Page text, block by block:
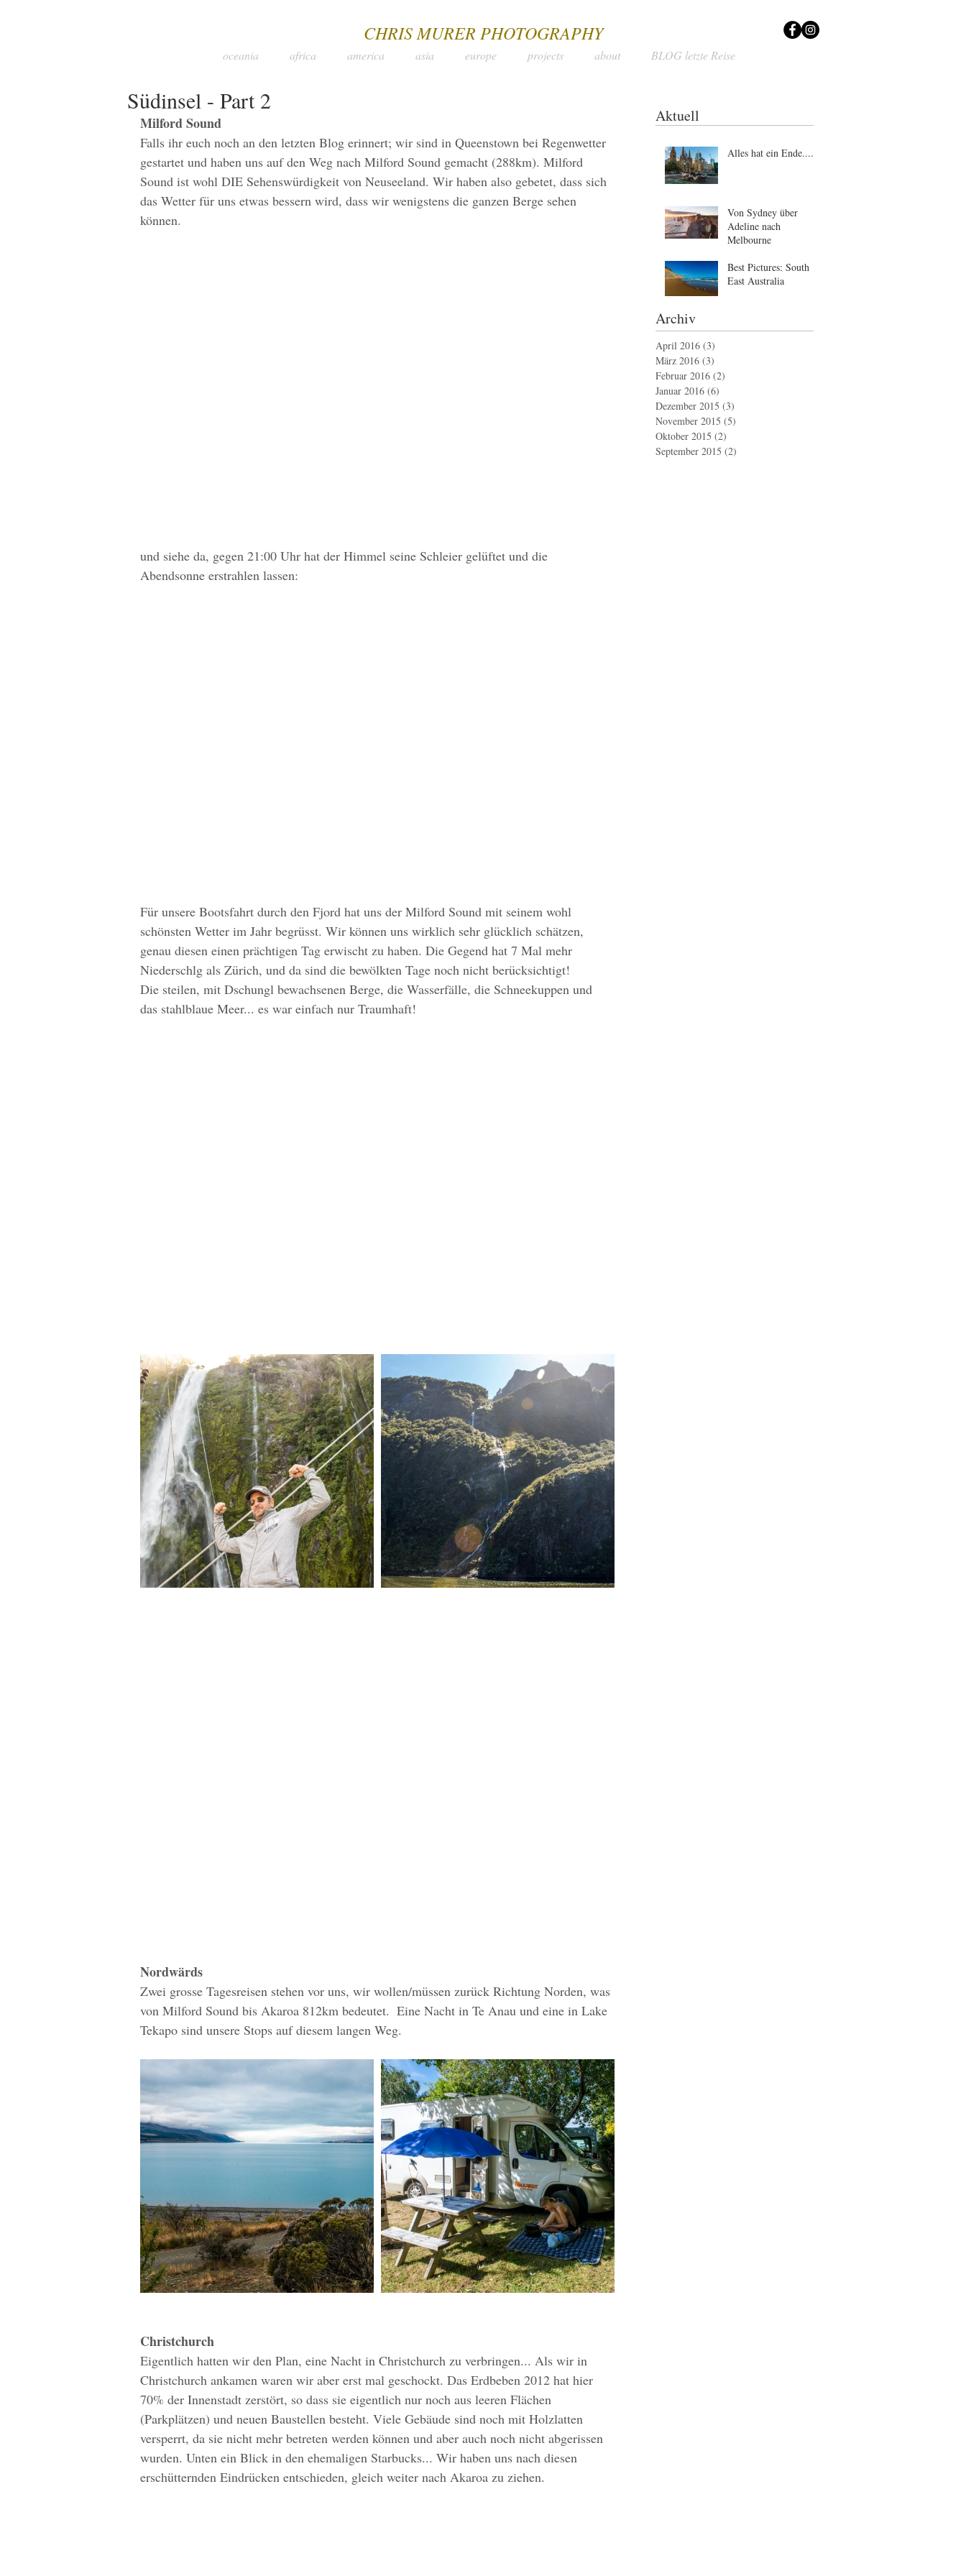
CHRIS MURER PHOTOGRAPHY
oceania africa america asia europe projects about BLOG letzte Reise
Südinsel - Part 2
Milford Sound
Falls ihr euch noch an den letzten Blog erinnert; wir sind in Queenstown bei Regenwetter
gestartet und haben uns auf den Weg nach Milford Sound gemacht (288km). Milford
Sound ist wohl DIE Sehenswürdigkeit von Neuseeland. Wir haben also gebetet, dass sich
das Wetter für uns etwas bessern wird, dass wir wenigstens die ganzen Berge sehen
können.
und siehe da, gegen 21:00 Uhr hat der Himmel seine Schleier gelüftet und die
Abendsonne erstrahlen lassen:
Für unsere Bootsfahrt durch den Fjord hat uns der Milford Sound mit seinem wohl
schönsten Wetter im Jahr begrüsst. Wir können uns wirklich sehr glücklich schätzen,
genau diesen einen prächtigen Tag erwischt zu haben. Die Gegend hat 7 Mal mehr
Niederschlg als Zürich, und da sind die bewölkten Tage noch nicht berücksichtigt!
Die steilen, mit Dschungl bewachsenen Berge, die Wasserfälle, die Schneekuppen und
das stahlblaue Meer... es war einfach nur Traumhaft!
Nordwärds
Zwei grosse Tagesreisen stehen vor uns, wir wollen/müssen zurück Richtung Norden, was
von Milford Sound bis Akaroa 812km bedeutet.  Eine Nacht in Te Anau und eine in Lake
Tekapo sind unsere Stops auf diesem langen Weg.
Christchurch
Eigentlich hatten wir den Plan, eine Nacht in Christchurch zu verbringen... Als wir in
Christchurch ankamen waren wir aber erst mal geschockt. Das Erdbeben 2012 hat hier
70% der Innenstadt zerstört, so dass sie eigentlich nur noch aus leeren Flächen
(Parkplätzen) und neuen Baustellen besteht. Viele Gebäude sind noch mit Holzlatten
versperrt, da sie nicht mehr betreten werden können und aber auch noch nicht abgerissen
wurden. Unten ein Blick in den ehemaligen Starbucks... Wir haben uns nach diesen
erschütternden Eindrücken entschieden, gleich weiter nach Akaroa zu ziehen.
Aktuell
Alles hat ein Ende....
Von Sydney über
Adeline nach
Melbourne
Best Pictures: South
East Australia
Archiv
April 2016 (3)
März 2016 (3)
Februar 2016 (2)
Januar 2016 (6)
Dezember 2015 (3)
November 2015 (5)
Oktober 2015 (2)
September 2015 (2)